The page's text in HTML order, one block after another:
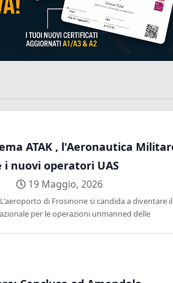
ATAK , l'Aeronautica
nuovi operatori UAS
19 Maggio, 2026
di Frosinone si candida a diventare il
per le operazioni unmanned delle